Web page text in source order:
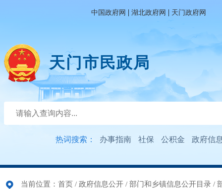
中国政府网 | 湖北政府网 | 天门政府网
天门市民政局
热词搜索： 办事指南 社保 公积金 政府信
当前位置： 首页 / 政府信息公开 / 部门和乡镇信息公开目录 /